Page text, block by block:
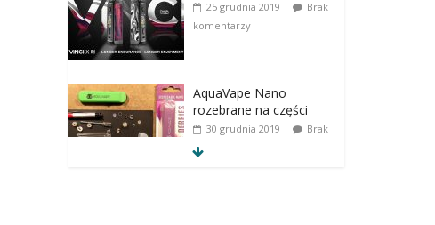
25 grudnia 2019
Brak
komentarzy
AquaVape Nano
rozebrane na części
30 grudnia 2019
Brak
komentarzy